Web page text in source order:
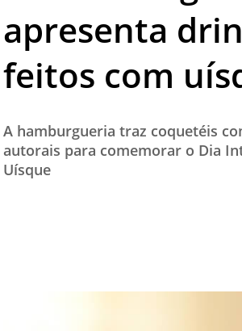
TESTADO E APROVADO
PARCEIROS
CONTATO
apresenta
feitos com
A hamburgueria traz coquetéis
autorais para comemorar o Dia
Uísque